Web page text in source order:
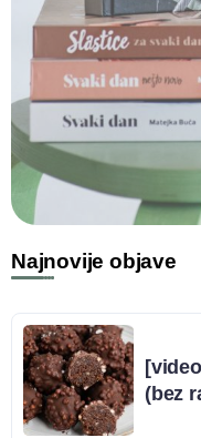
Najnovije objave
(bez